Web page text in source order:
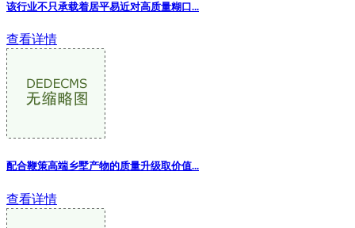
该行业不只承载着居平易近对高质量糊口...
查看详情
配合鞭策高端乡墅产物的质量升级取价值...
查看详情